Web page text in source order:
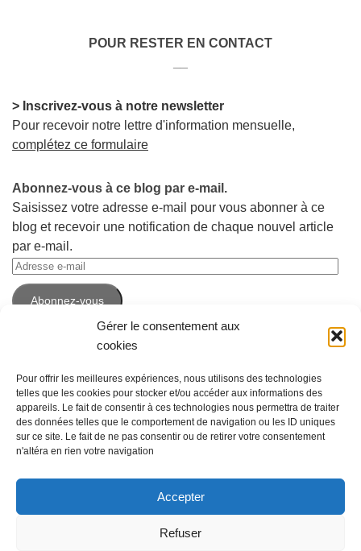
Gérer le consentement aux
cookies
Pour offrir les meilleures expériences, nous utilisons des technologies
telles que les cookies pour stocker et/ou accéder aux informations des
appareils. Le fait de consentir à ces technologies nous permettra de traiter
des données telles que le comportement de navigation ou les ID uniques
sur ce site. Le fait de ne pas consentir ou de retirer votre consentement
n'altéra en rien votre navigation
Accepter
Refuser
POUR RESTER EN CONTACT
> Inscrivez-vous à notre newsletter
Pour recevoir notre lettre d'information mensuelle,
complétez ce formulaire
Abonnez-vous à ce blog par e-mail.
Saisissez votre adresse e-mail pour vous abonner à ce
blog et recevoir une notification de chaque nouvel article
par e-mail.
Adresse
e-
mailAbonnez-vous